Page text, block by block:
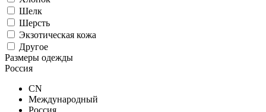
Шелк
Шерсть
Экзотическая кожа
Другое
Размеры одежды
Россия
CN
Международный
Россия